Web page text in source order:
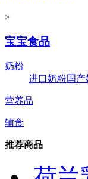
>
宝宝食品
奶粉
进口奶粉国
营养品
辅食
推荐商品